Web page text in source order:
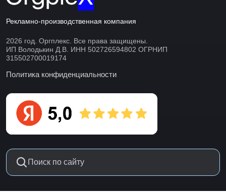
Рекламно-производственная компания
2026 год. Оргплекс. Все права защищены.
ИП Володькин Д.В. ИНН 502726594802 ОГРНИП
315502700019174
Политика конфиденциальности